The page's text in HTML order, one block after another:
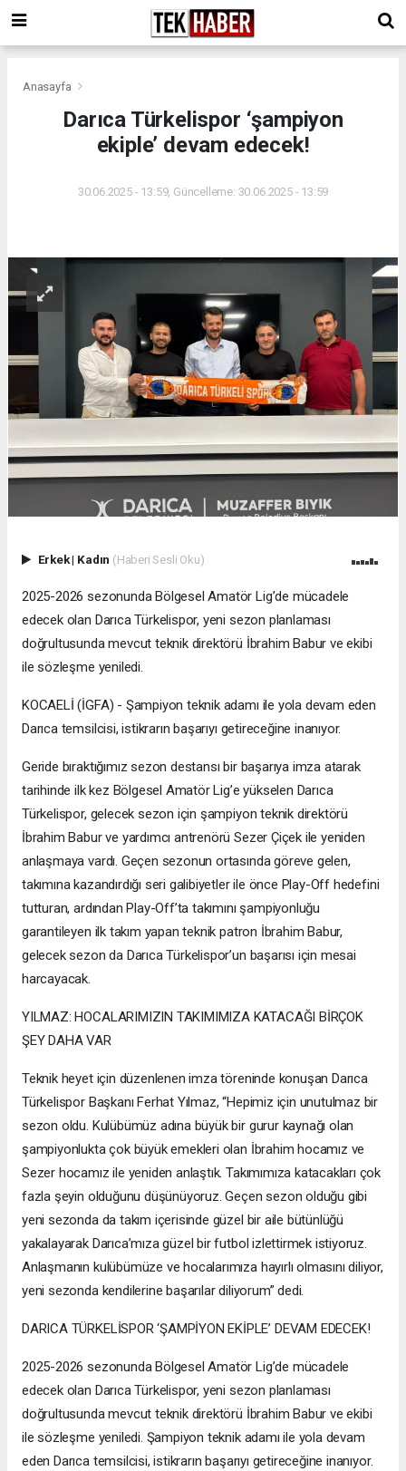
Anasayfa
Darıca Türkelispor ‘şampiyon
ekiple’ devam edecek!
30.06.2025 - 13:59, Güncelleme: 30.06.2025 - 13:59
Erkek| Kadın (Haberi Sesli Oku)
2025-2026 sezonunda Bölgesel Amatör Lig’de mücadele
edecek olan Darıca Türkelispor, yeni sezon planlaması
doğrultusunda mevcut teknik direktörü İbrahim Babur ve ekibi
ile sözleşme yeniledi.
KOCAELİ (İGFA) - Şampiyon teknik adamı ile yola devam eden
Darıca temsilcisi, istikrarın başarıyı getireceğine inanıyor.
Geride bıraktığımız sezon destansı bir başarıya imza atarak
tarihinde ilk kez Bölgesel Amatör Lig’e yükselen Darıca
Türkelispor, gelecek sezon için şampiyon teknik direktörü
İbrahim Babur ve yardımcı antrenörü Sezer Çiçek ile yeniden
anlaşmaya vardı. Geçen sezonun ortasında göreve gelen,
takımına kazandırdığı seri galibiyetler ile önce Play-Off hedefini
tutturan, ardından Play-Off’ta takımını şampiyonluğu
garantileyen ilk takım yapan teknik patron İbrahim Babur,
gelecek sezon da Darıca Türkelispor’un başarısı için mesai
harcayacak.
YILMAZ: HOCALARIMIZIN TAKIMIMIZA KATACAĞI BİRÇOK
ŞEY DAHA VAR
Teknik heyet için düzenlenen imza töreninde konuşan Darıca
Türkelispor Başkanı Ferhat Yılmaz, “Hepimiz için unutulmaz bir
sezon oldu. Kulübümüz adına büyük bir gurur kaynağı olan
şampiyonlukta çok büyük emekleri olan İbrahim hocamız ve
Sezer hocamız ile yeniden anlaştık. Takımımıza katacakları çok
fazla şeyin olduğunu düşünüyoruz. Geçen sezon olduğu gibi
yeni sezonda da takım içerisinde güzel bir aile bütünlüğü
yakalayarak Darıca’mıza güzel bir futbol izlettirmek istiyoruz.
Anlaşmanın kulübümüze ve hocalarımıza hayırlı olmasını diliyor,
yeni sezonda kendilerine başarılar diliyorum” dedi.
DARICA TÜRKELİSPOR ‘ŞAMPİYON EKİPLE’ DEVAM EDECEK!
2025-2026 sezonunda Bölgesel Amatör Lig’de mücadele
edecek olan Darıca Türkelispor, yeni sezon planlaması
doğrultusunda mevcut teknik direktörü İbrahim Babur ve ekibi
ile sözleşme yeniledi. Şampiyon teknik adamı ile yola devam
eden Darıca temsilcisi, istikrarın başarıyı getireceğine inanıyor.